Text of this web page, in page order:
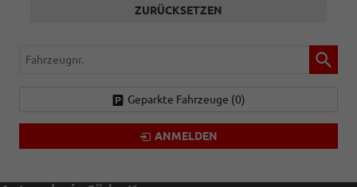
ZURÜCKSETZEN
Fahrzeugnr.
Geparkte Fahrzeuge (0)
ANMELDEN